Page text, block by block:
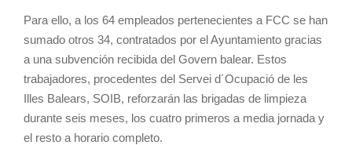
Para ello, a los 64 empleados pertenecientes a FCC se han
sumado otros 34, contratados por el Ayuntamiento gracias
a una subvención recibida del Govern balear. Estos
trabajadores, procedentes del Servei d´Ocupació de les
Illes Balears, SOIB, reforzarán las brigadas de limpieza
durante seis meses, los cuatro primeros a media jornada y
el resto a horario completo.